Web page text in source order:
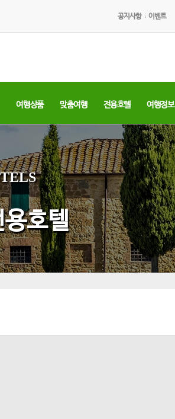
공지사항 이벤트
여행상품 맞춤여행 전용호텔 여행정보
호텔